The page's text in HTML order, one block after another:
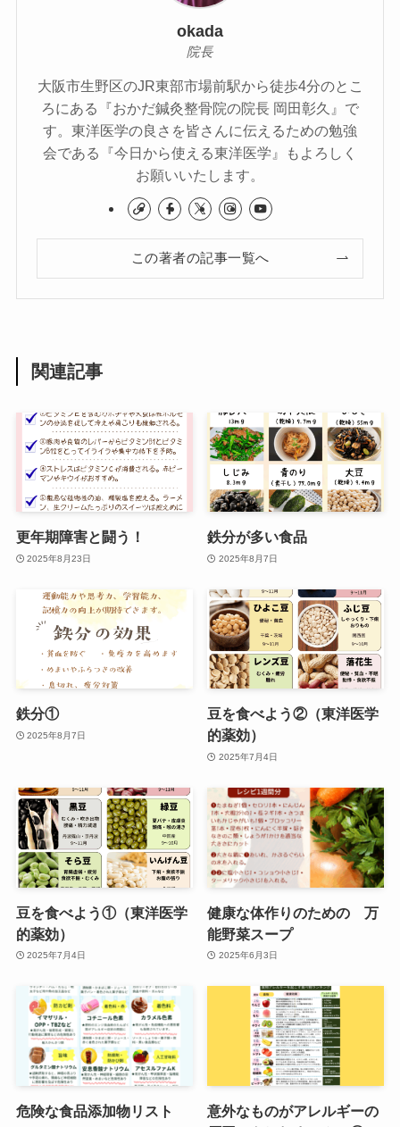
okada
院長
大阪市生野区のJR東部市場前駅から徒歩4分のとこ
ろにある『おかだ鍼灸整骨院の院長 岡田彰久』で
す。東洋医学の良さを皆さんに伝えるための勉強
会である『今日から使える東洋医学』もよろしく
お願いいたします。
この著者の記事一覧へ
関連記事
更年期障害と闘う！
2025年8月23日
鉄分が多い食品
2025年8月7日
鉄分①
2025年8月7日
豆を食べよう②（東洋医学
的薬効）
2025年7月4日
豆を食べよう①（東洋医学
的薬効）
2025年7月4日
健康な体作りのための 万
能野菜スープ
2025年6月3日
危険な食品添加物リスト
意外なものがアレルギーの